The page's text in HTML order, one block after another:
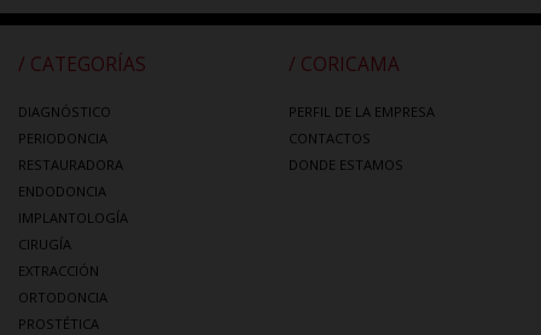
/ CATEGORÍAS
DIAGNÓSTICO
PERIODONCIA
RESTAURADORA
ENDODONCIA
IMPLANTOLOGÍA
CIRUGÍA
EXTRACCIÓN
ORTODONCIA
PROSTÉTICA
/ CORICAMA
PERFIL DE LA EMPRESA
CONTACTOS
DONDE ESTAMOS